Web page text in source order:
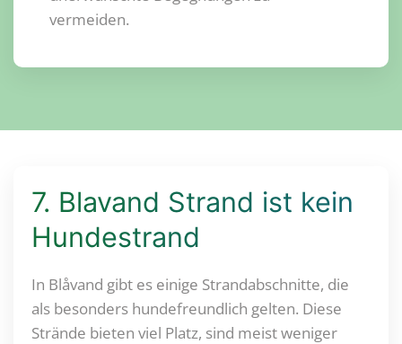
vermeiden.
7. Blavand Strand ist kein
Hundestrand
In Blåvand gibt es einige Strandabschnitte, die
als besonders hundefreundlich gelten. Diese
Strände bieten viel Platz, sind meist weniger